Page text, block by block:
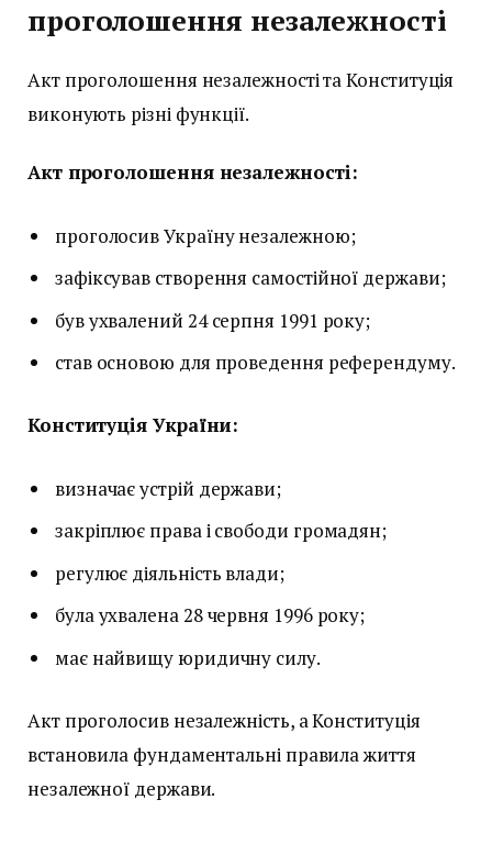
проголошення незалежності
Акт проголошення незалежності та Конституція
виконують різні функції.
Акт проголошення незалежності:
проголосив Україну незалежною;
зафіксував створення самостійної держави;
був ухвалений 24 серпня 1991 року;
став основою для проведення референдуму.
Конституція України:
визначає устрій держави;
закріплює права і свободи громадян;
регулює діяльність влади;
була ухвалена 28 червня 1996 року;
має найвищу юридичну силу.
Акт проголосив незалежність, а Конституція
встановила фундаментальні правила життя
незалежної держави.